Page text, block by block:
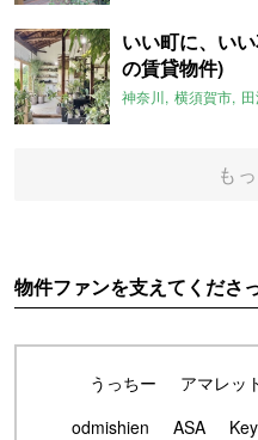
いい町に、い
の賃貸物件)
神奈川 横須賀市
も
物件ファンを支えてくださ
うっちー アマレッ
odmishien
ASA